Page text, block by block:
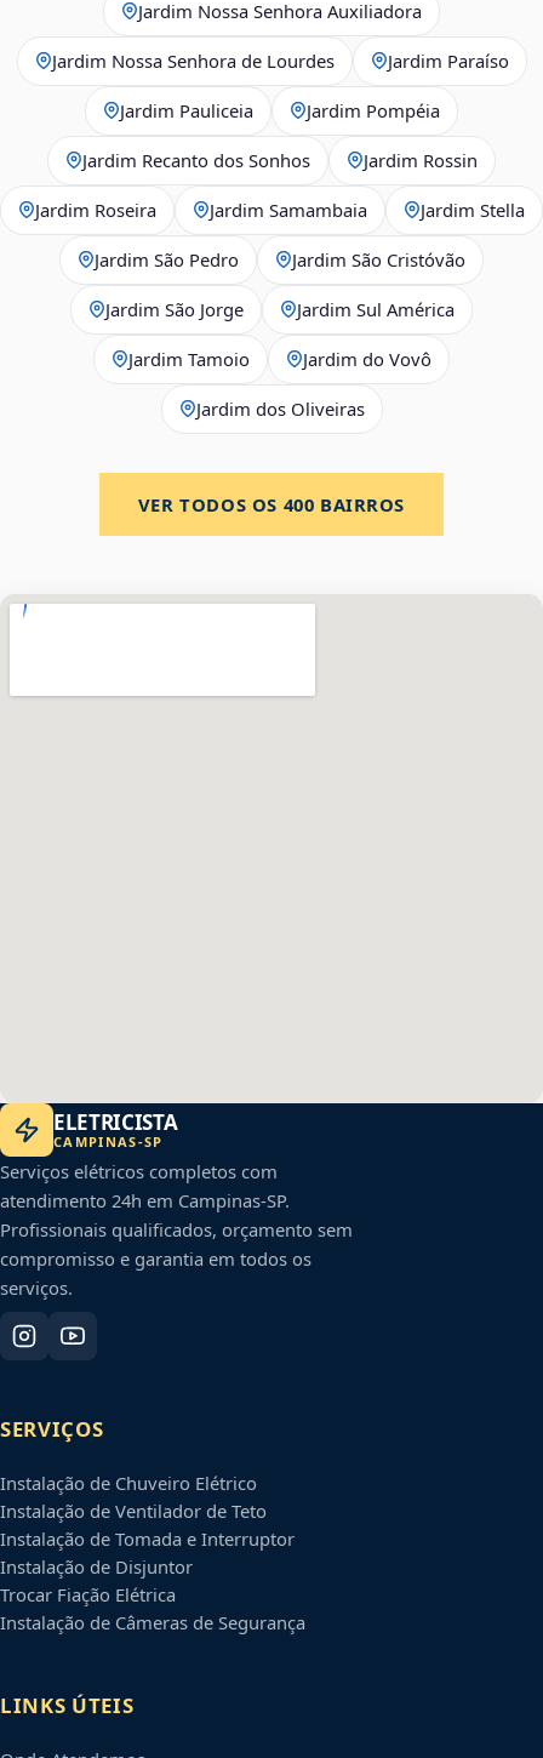
Jardim Nossa Senhora Auxiliadora
Jardim Nossa Senhora de Lourdes Jardim Paraíso
Jardim Pauliceia Jardim Pompéia
Jardim Recanto dos Sonhos Jardim Rossin
Jardim Roseira Jardim Samambaia Jardim Stella
Jardim São Pedro Jardim São Cristóvão
Jardim São Jorge Jardim Sul América
Jardim Tamoio Jardim do Vovô
Jardim dos Oliveiras
VER TODOS OS 400 BAIRROS
ELETRICISTA
CAMPINAS-SP
Serviços elétricos completos com
atendimento 24h em Campinas-SP.
Profissionais qualificados, orçamento sem
compromisso e garantia em todos os
serviços.
SERVIÇOS
Instalação de Chuveiro Elétrico
Instalação de Ventilador de Teto
Instalação de Tomada e Interruptor
Instalação de Disjuntor
Trocar Fiação Elétrica
Instalação de Câmeras de Segurança
LINKS ÚTEIS